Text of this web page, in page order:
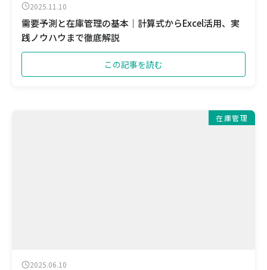
2025.11.10
需要予測と在庫管理の基本｜計算式からExcel活用、実
践ノウハウまで徹底解説
この記事を読む
在庫管理
2025.06.10